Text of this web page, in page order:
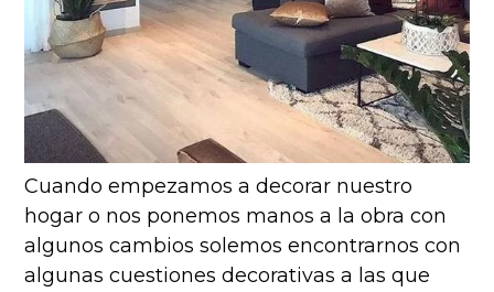
Cuando empezamos a decorar nuestro
hogar o nos ponemos manos a la obra con
algunos cambios solemos encontrarnos con
algunas cuestiones decorativas a las que